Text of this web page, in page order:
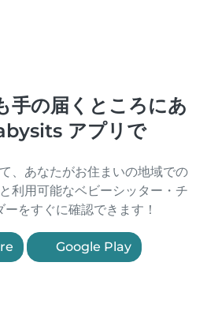
手の届くところにあ
アプリで
、あなたがお住まいの地域での
利用可能なベビーシッター・チ
をすぐに確認できます！
Google Play